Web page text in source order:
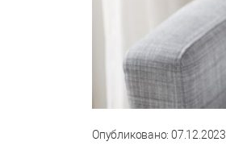
Опубликовано: 07.12.2023